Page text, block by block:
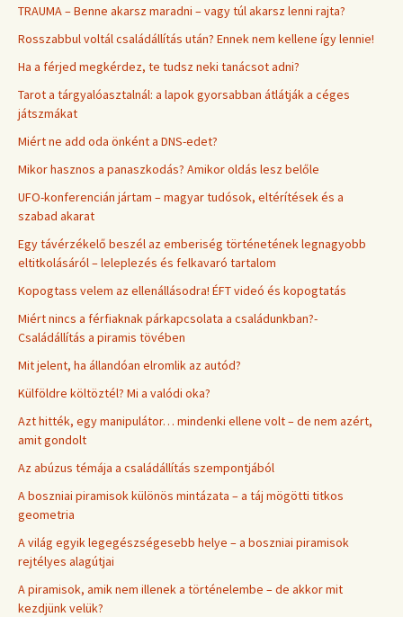
TRAUMA – Benne akarsz maradni – vagy túl akarsz lenni rajta?
Rosszabbul voltál családállítás után? Ennek nem kellene így lennie!
Ha a férjed megkérdez, te tudsz neki tanácsot adni?
Tarot a tárgyalóasztalnál: a lapok gyorsabban átlátják a céges
játszmákat
Miért ne add oda önként a DNS-edet?
Mikor hasznos a panaszkodás? Amikor oldás lesz belőle
UFO-konferencián jártam – magyar tudósok, eltérítések és a
szabad akarat
Egy távérzékelő beszél az emberiség történetének legnagyobb
eltitkolásáról – leleplezés és felkavaró tartalom
Kopogtass velem az ellenállásodra! ÉFT videó és kopogtatás
Miért nincs a férfiaknak párkapcsolata a családunkban?-
Családállítás a piramis tövében
Mit jelent, ha állandóan elromlik az autód?
Külföldre költöztél? Mi a valódi oka?
Azt hitték, egy manipulátor… mindenki ellene volt – de nem azért,
amit gondolt
Az abúzus témája a családállítás szempontjából
A boszniai piramisok különös mintázata – a táj mögötti titkos
geometria
A világ egyik legegészségesebb helye – a boszniai piramisok
rejtélyes alagútjai
A piramisok, amik nem illenek a történelembe – de akkor mit
kezdjünk velük?